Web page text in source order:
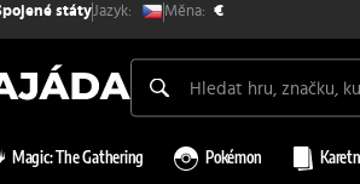
státyJazyk: Měna: €
Magic: The Gathering Pokémon